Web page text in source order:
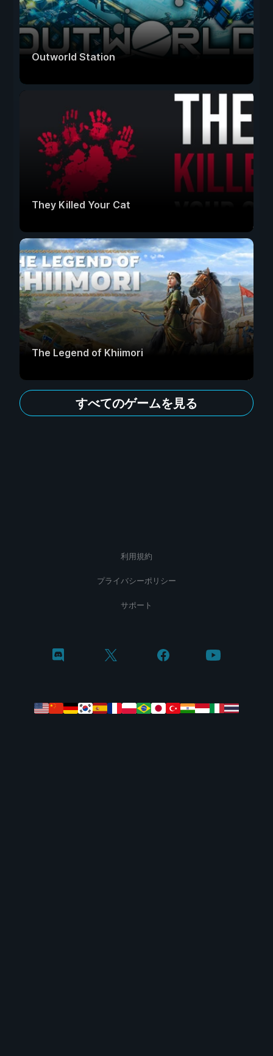
Outworld Station
They Killed Your Cat
The Legend of Khiimori
すべてのゲームを見る
利用規約
プライバシーポリシー
サポート